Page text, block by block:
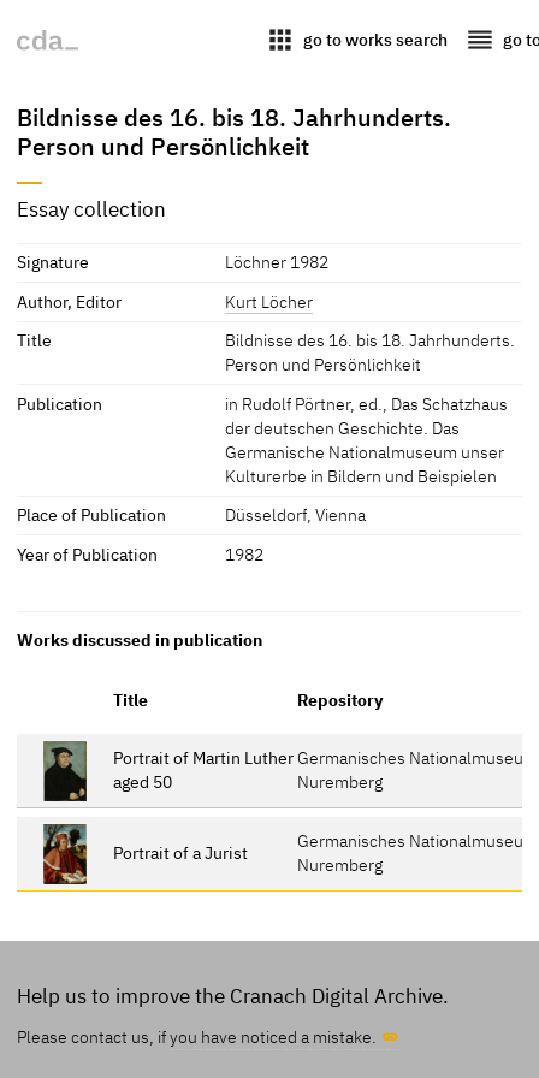
apps go to works search reorder go
Bildnisse des 16. bis 18. Jahrhunderts.
Person und Persönlichkeit
Essay collection
Signature
Löchner 1982
Author, Editor
Kurt Löcher
Title
Bildnisse des 16. bis 18. Jahrhunderts.
Person und Persönlichkeit
Publication
in Rudolf Pörtner, ed., Das Schatzhaus
der deutschen Geschichte. Das
Germanische Nationalmuseum unser
Kulturerbe in Bildern und Beispielen
Place of Publication
Düsseldorf, Vienna
Year of Publication
1982
Works discussed in publication
Title Repository
Portrait of Martin Luther
aged 50
Germanisches
Nuremberg
Portrait of a Jurist
Germanisches
Nuremberg
Help us to improve the Cranach Digital Archive.
Please contact us, ifyou have noticed a mistake.